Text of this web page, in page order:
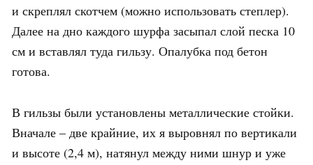
и скреплял скотчем (можно использовать степлер).
Далее на дно каждого шурфа засыпал слой песка 10
см и вставлял туда гильзу. Опалубка под бетон
готова.
В гильзы были установлены металлические стойки.
Вначале – две крайние, их я выровнял по вертикали
и высоте (2,4 м), натянул между ними шнур и уже